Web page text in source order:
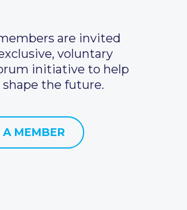
are invited
voluntary
initiative to help
shape the future.
A MEMBER